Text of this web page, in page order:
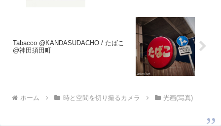
Tabacco @KANDASUDACHO / たばこ
@神田須田町
ホーム 時と空間を切り撮るカメラ 光画(写真)